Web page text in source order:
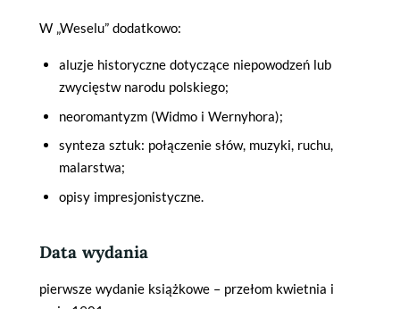
W „Weselu” dodatkowo:
aluzje historyczne dotyczące niepowodzeń lub
zwycięstw narodu polskiego;
neoromantyzm (Widmo i Wernyhora);
synteza sztuk: połączenie słów, muzyki, ruchu,
malarstwa;
opisy impresjonistyczne.
Data wydania
pierwsze wydanie książkowe – przełom kwietnia i